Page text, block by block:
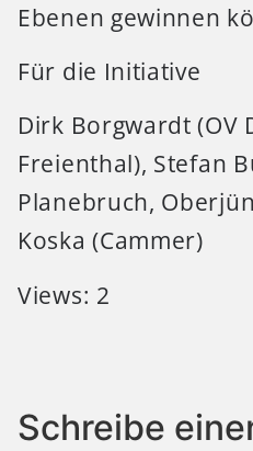
Ebenen gewinnen
Für die Initiative
Dirk Borgwardt (OV
Freienthal), Stefan
Planebruch,
Koska (Cammer)
Views: 2
Schreibe